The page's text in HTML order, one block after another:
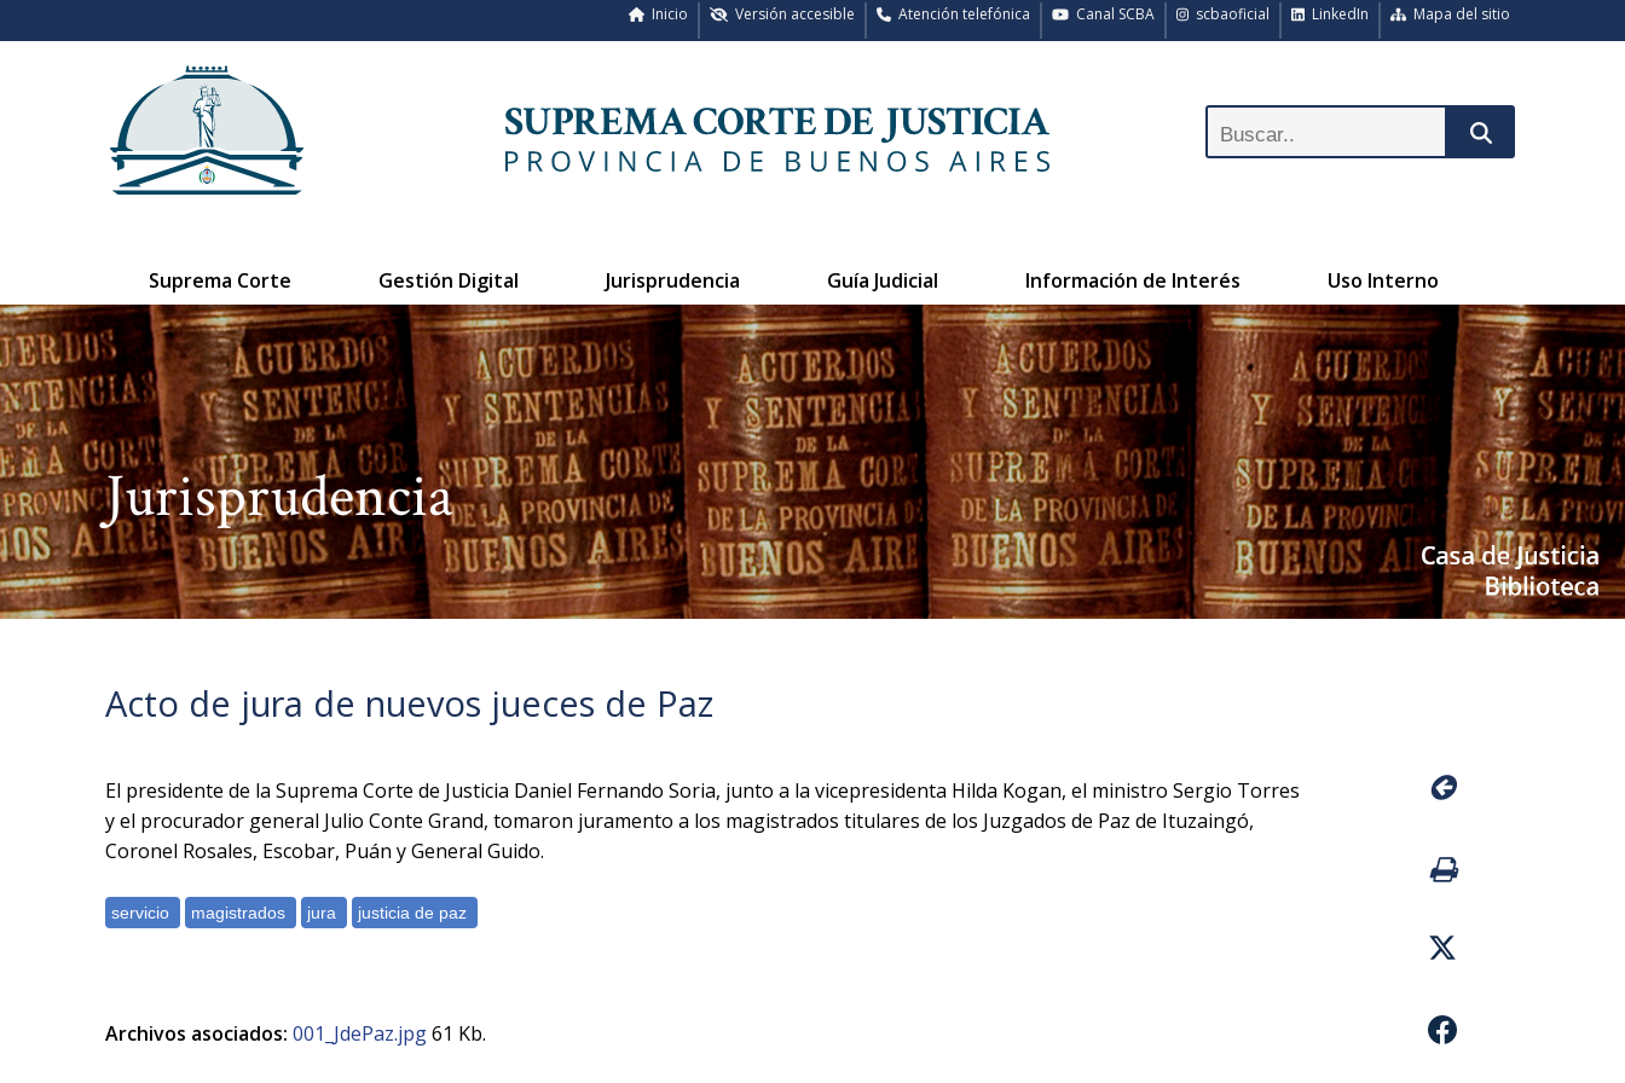
Mapa del sitio
LinkedIn
scbaoficial
Canal SCBA
Atención telefónica
Versión accesible
Inicio
Suprema Corte Gestión Digital Jurisprudencia Guía Judicial Información de Interés Uso Interno
Jurisprudencia
Acto de jura de nuevos jueces de Paz
El presidente de la Suprema Corte de Justicia Daniel Fernando Soria, junto a la vicepresidenta Hilda Kogan, el ministro Sergio Torres
y el procurador general Julio Conte Grand, tomaron juramento a los magistrados titulares de los Juzgados de Paz de Ituzaingó,
Coronel Rosales, Escobar, Puán y General Guido.
Archivos asociados: 001_JdePaz.jpg61 Kb.